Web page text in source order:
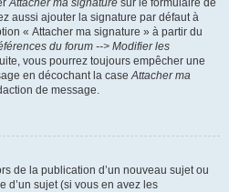
Attacher ma signature sur le formulaire de
aussi ajouter la signature par défaut à
« Attacher ma signature » à partir du
du forum --> Modifier les
vous pourrez toujours empêcher une
en décochant la caseAttacher ma
de message.
de la publication d’un nouveau sujet ou
d’un sujet (si vous en avez les